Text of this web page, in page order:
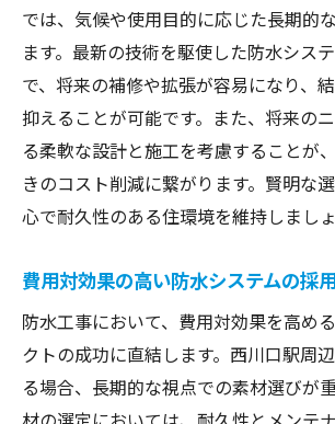
では、気候や使用目的に応じた長期的
ます。最新の技術を駆使した防水シス
で、将来の補修や拡張が容易になり、
抑えることが可能です。また、将来の
る柔軟な設計と施工を考慮することが
きのコスト削減に繋がります。賢明な
心で耐久性のある住環境を維持しましょ
費用対効果の高い防水システムの採
防水工事において、費用対効果を高め
クトの成功に直結します。西川口駅周
る場合、長期的な視点での素材選びが